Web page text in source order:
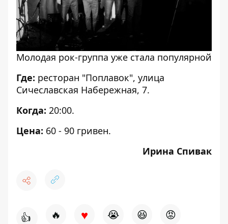
Молодая рок-группа уже стала популярной
Где: ресторан "Поплавок", улица
Сичеславская Набережная, 7.
Когда: 20:00.
Цена: 60 - 90 гривен.
Ирина Спивак
👍 🔥 ♥ 😭 😆 😡